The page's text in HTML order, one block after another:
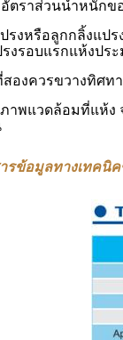
ตราส่วนน้ำหนักขอ
รงหรือลูกกลิ้งแป
งรอบแรกแห้งปร
องควรขวางทิศท
าพแวดล้อมที่แห้ง
รข้อมูลทางเทคนิค